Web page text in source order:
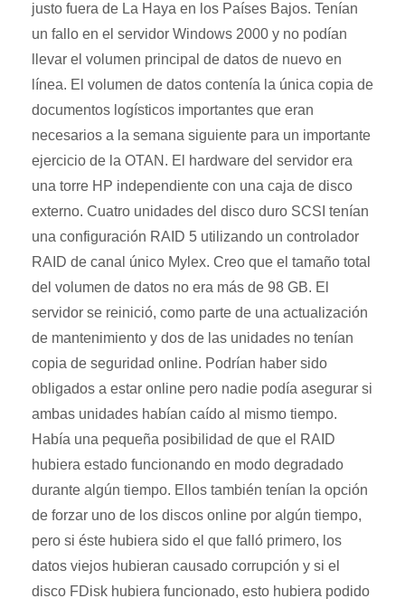
justo fuera de La Haya en los Países Bajos. Tenían
un fallo en el servidor Windows 2000 y no podían
llevar el volumen principal de datos de nuevo en
línea. El volumen de datos contenía la única copia de
documentos logísticos importantes que eran
necesarios a la semana siguiente para un importante
ejercicio de la OTAN. El hardware del servidor era
una torre HP independiente con una caja de disco
externo. Cuatro unidades del disco duro SCSI tenían
una configuración RAID 5 utilizando un controlador
RAID de canal único Mylex. Creo que el tamaño total
del volumen de datos no era más de 98 GB. El
servidor se reinició, como parte de una actualización
de mantenimiento y dos de las unidades no tenían
copia de seguridad online. Podrían haber sido
obligados a estar online pero nadie podía asegurar si
ambas unidades habían caído al mismo tiempo.
Había una pequeña posibilidad de que el RAID
hubiera estado funcionando en modo degradado
durante algún tiempo. Ellos también tenían la opción
de forzar uno de los discos online por algún tiempo,
pero si éste hubiera sido el que falló primero, los
datos viejos hubieran causado corrupción y si el
disco FDisk hubiera funcionado, esto hubiera podido